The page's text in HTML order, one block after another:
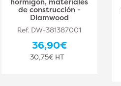
de construcción -
Diamwood
Ref. DW-381387001
36,90€
30,75€ HT